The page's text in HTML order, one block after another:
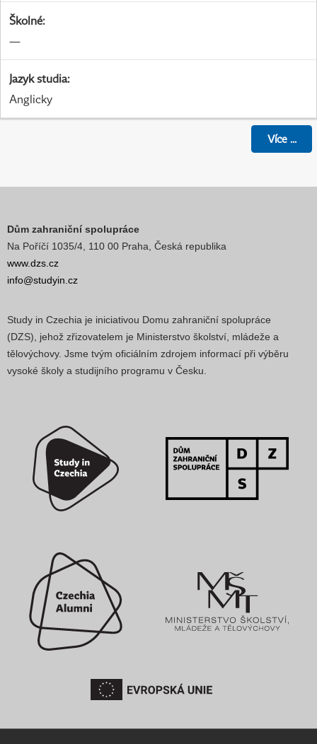
Školné:
—
Jazyk studia:
Anglicky
Více...
Dům zahraniční spolupráce
Na Poříčí 1035/4, 110 00 Praha, Česká republika
www.dzs.cz
info@studyin.cz
Study in Czechia je iniciativou Domu zahraniční spolupráce
(DZS), jehož zřizovatelem je Ministerstvo školství, mládeže a
tělovýchovy. Jsme tvým oficiálním zdrojem informací při výběru
vysoké školy a studijního programu v Česku.